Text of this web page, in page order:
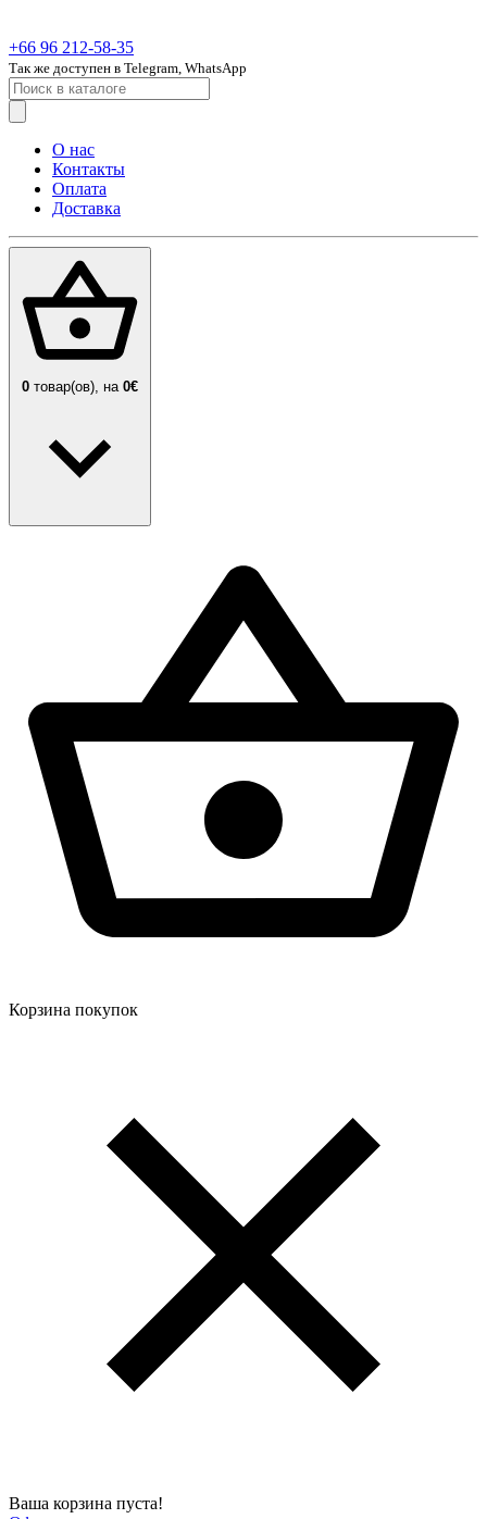
+66 96 212-58-35
Так же доступен в Telegram, WhatsApp
О нас
Контакты
Оплата
Доставка
0 товар(ов), на 0€
Корзина покупок
Ваша корзина пуста!